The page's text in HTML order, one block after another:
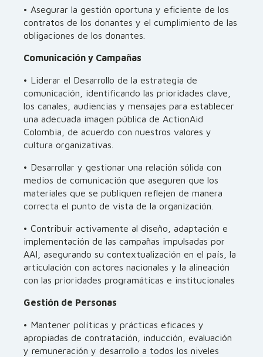
• Asegurar la gestión oportuna y eficiente de los
contratos de los donantes y el cumplimiento de las
obligaciones de los donantes.
Comunicación y Campañas
• Liderar el Desarrollo de la estrategia de
comunicación, identificando las prioridades clave,
los canales, audiencias y mensajes para establecer
una adecuada imagen pública de ActionAid
Colombia, de acuerdo con nuestros valores y
cultura organizativas.
• Desarrollar y gestionar una relación sólida con
medios de comunicación que aseguren que los
materiales que se publiquen reflejen de manera
correcta el punto de vista de la organización.
• Contribuir activamente al diseño, adaptación e
implementación de las campañas impulsadas por
AAI, asegurando su contextualización en el país, la
articulación con actores nacionales y la alineación
con las prioridades programáticas e institucionales
Gestión de Personas
• Mantener políticas y prácticas eficaces y
apropiadas de contratación, inducción, evaluación
y remuneración y desarrollo a todos los niveles